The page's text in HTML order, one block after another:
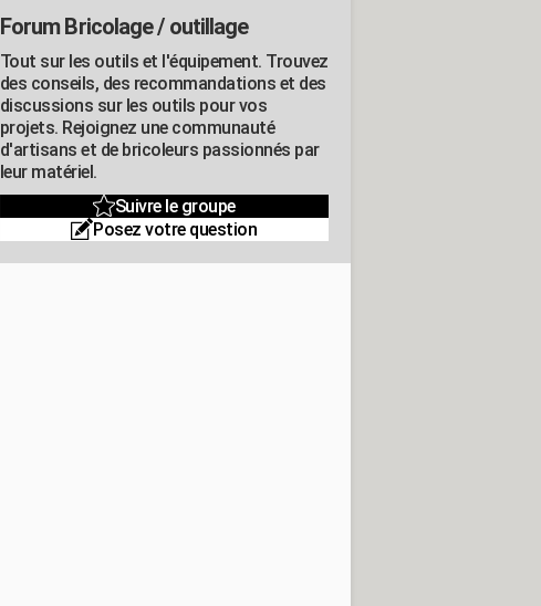
Forum Bricolage / outillage
Tout sur les outils et l'équipement. Trouvez
des conseils, des recommandations et des
discussions sur les outils pour vos
projets. Rejoignez une communauté
d'artisans et de bricoleurs passionnés par
leur matériel.
Suivre le groupe
Posez votre question